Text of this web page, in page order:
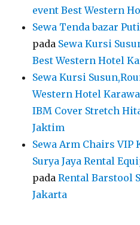
event Best Western
Sewa Tenda bazar
pada Sewa Kursi
Best Western Hotel
Sewa Kursi
Western Hotel
IBM Cover Stretch
Jaktim
Sewa Arm Chairs VIP
Surya Jaya Rental
padaRental Barstool
Jakarta